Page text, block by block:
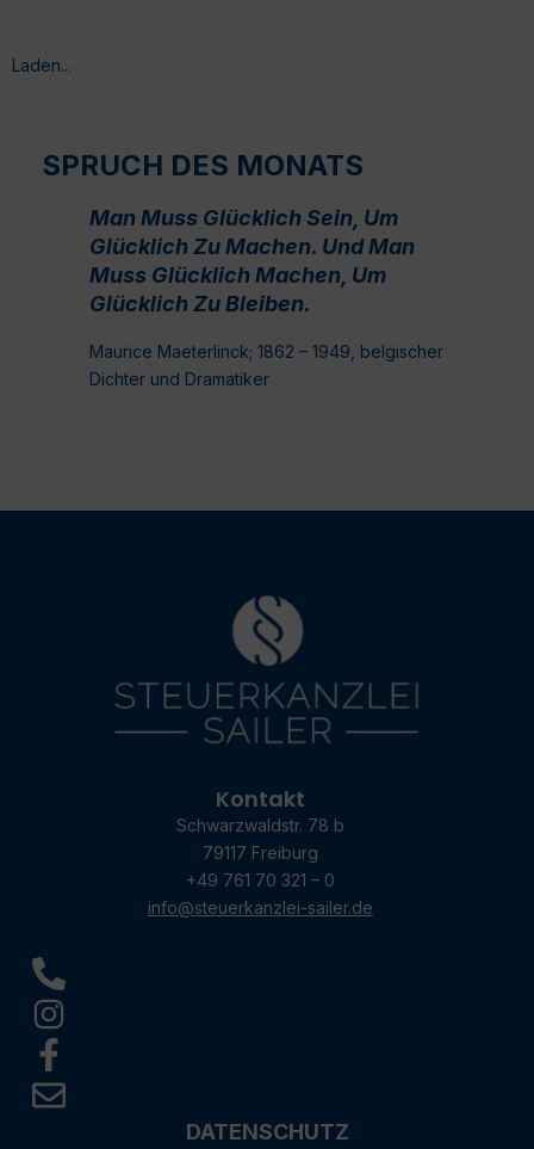
Laden...
SPRUCH DES MONATS
Man Muss Glücklich Sein, Um
Glücklich Zu Machen. Und Man
Muss Glücklich Machen, Um
Glücklich Zu Bleiben.
Maurice Maeterlinck; 1862 – 1949, belgischer
Dichter und Dramatiker
Kontakt
Schwarzwaldstr. 78 b
79117 Freiburg
+49 761 70 321 – 0
info@steuerkanzlei-sailer.de
DATENSCHUTZ